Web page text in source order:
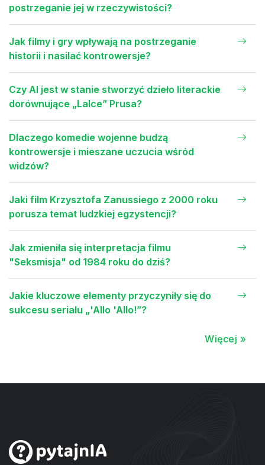
postrzeganie jej w rzeczywistości?
Jak filmy i gry wpływają na postrzeganie
historii i nasilać kontrowersje?
Czy AI jest w stanie stworzyć dzieło literackie
dorównujące „Lalce” Prusa?
Dlaczego komedie wojenne budzą
kontrowersje i mieszane uczucia wśród
widzów?
Jaki film Krzysztofa Zanussiego z 2000 roku
porusza temat ludzkiej egzystencji?
Jak zmieniła się interpretacja filmu
"Seksmisja" od 1984 roku do dziś?
Jakie kluczowe elementy przyczyniły się do
sukcesu serialu „'Allo 'Allo!”?
Więcej »